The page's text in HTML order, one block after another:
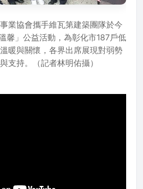
業協會攜手維瓦第建築團隊於今
馨」公益活動，為彰化市187戶低
暖與關懷，各界出席展現對弱勢
支持。（記者林明佑攝）